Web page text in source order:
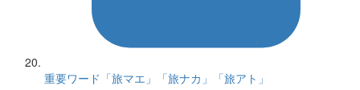
重要ワード「旅マエ」「旅ナカ」「旅アト」